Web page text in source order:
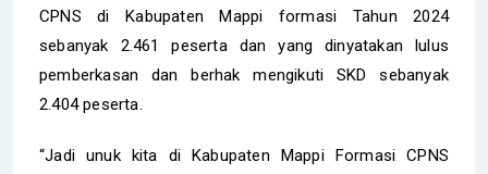
CPNS di Kabupaten Mappi formasi Tahun 2024
sebanyak 2.461 peserta dan yang dinyatakan lulus
pemberkasan dan berhak mengikuti SKD sebanyak
2.404 peserta.
“Jadi unuk kita di Kabupaten Mappi Formasi CPNS